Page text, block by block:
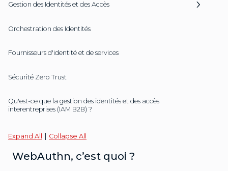
Gestion des Identités et des Accès
Orchestration des Identités
Fournisseurs d'identité et de services
Sécurité Zero Trust
Qu'est-ce que la gestion des identités et des accès
interentreprises (IAM B2B) ?
Expand All | Collapse All
WebAuthn, c’est quoi ?